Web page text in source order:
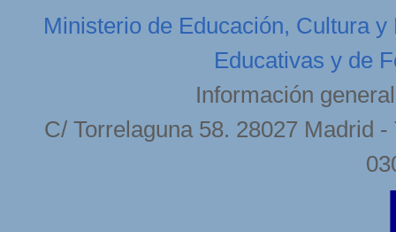
Ministerio de Educación, Cultura y
Educativas y de
Información
C/ Torrelaguna 58. 28027 Madrid